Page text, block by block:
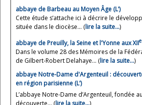
abbaye de Barbeau au Moyen Âge (L’)
Cette étude s’attache ici à décrire le
située dans le diocèse... (lire la suite…)
abbaye de Preuilly, la Seine et l'Yonne aux XIIe
Dans le volume 28 des Mémoires de la
de Gilbert-Robert Delahaye... (lire la suite…)
abbaye Notre-Dame d'Argenteuil :
en région parisienne (L’)
L’abbaye Notre-Dame d’Argenteuil, fondée
découverte... (lire la suite…)